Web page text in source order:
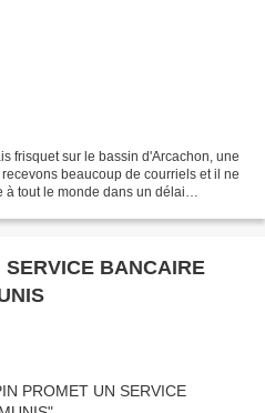
frisquet sur le bassin d'Arcachon, une
beaucoup de courriels et il ne
tout le monde dans un délai
BANCAIRE